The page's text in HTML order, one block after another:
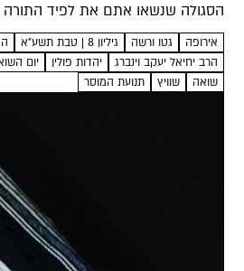
הסגולה שנשאו אתם את לפיד התורה
הישן, דרך התופת של שנות השואה,
חדש...
אירופה גטו ורשה גיליון 8 | טבת תשע"א
הרב יחיאל יעקב וינברג
יהדות פולין יום
שואה
שוויץ תנועת המוסר